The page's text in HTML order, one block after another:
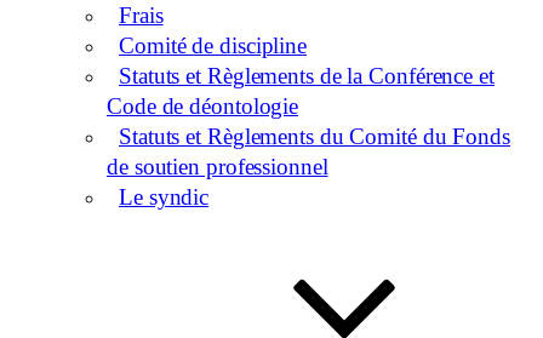
Frais
Comité de discipline
Statuts et Règlements de la Conférence et
Code de déontologie
Statuts et Règlements du Comité du Fonds
de soutien professionnel
Le syndic